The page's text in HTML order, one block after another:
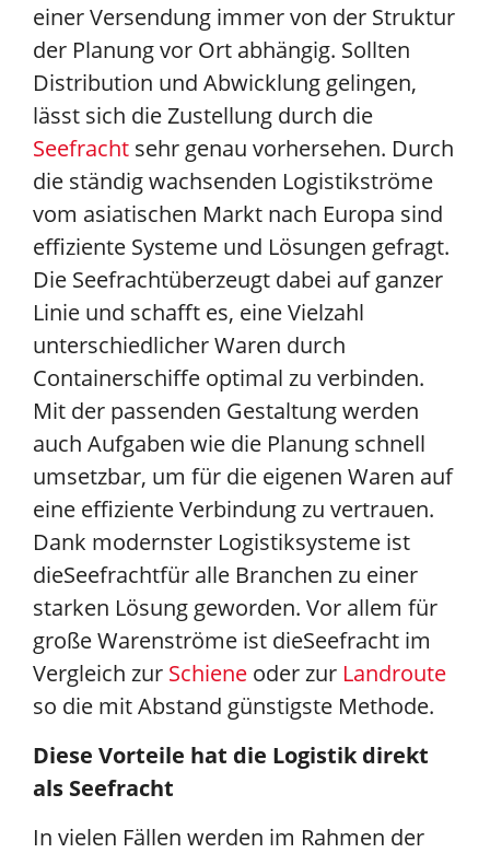
einer Versendung immer von der Struktur
der Planung vor Ort abhängig. Sollten
Distribution und Abwicklung gelingen,
lässt sich die Zustellung durch die
Seefracht sehr genau vorhersehen. Durch
die ständig wachsenden Logistikströme
vom asiatischen Markt nach Europa sind
effiziente Systeme und Lösungen gefragt.
Die Seefrachtüberzeugt dabei auf ganzer
Linie und schafft es, eine Vielzahl
unterschiedlicher Waren durch
Containerschiffe optimal zu verbinden.
Mit der passenden Gestaltung werden
auch Aufgaben wie die Planung schnell
umsetzbar, um für die eigenen Waren auf
eine effiziente Verbindung zu vertrauen.
Dank modernster Logistiksysteme ist
dieSeefrachtfür alle Branchen zu einer
starken Lösung geworden. Vor allem für
große Warenströme ist dieSeefracht im
Vergleich zur Schiene oder zur Landroute
so die mit Abstand günstigste Methode.
Diese Vorteile hat die Logistik direkt
als Seefracht
In vielen Fällen werden im Rahmen der